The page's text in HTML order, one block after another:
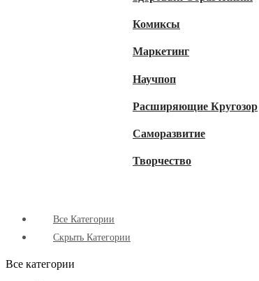
Комиксы
Маркетинг
Научпоп
Расширяющие Кругозор
Cаморазвитие
Творчество
Все Категории
Скрыть Категории
Все категории